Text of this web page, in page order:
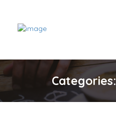
Categories: